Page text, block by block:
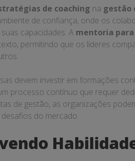
de coaching na gestão
de confiança, onde os
capacidades. A mentoria
permitindo que os líderes
devem investir em formações
processo contínuo que requer
de gestão, as organizações
do mercado.